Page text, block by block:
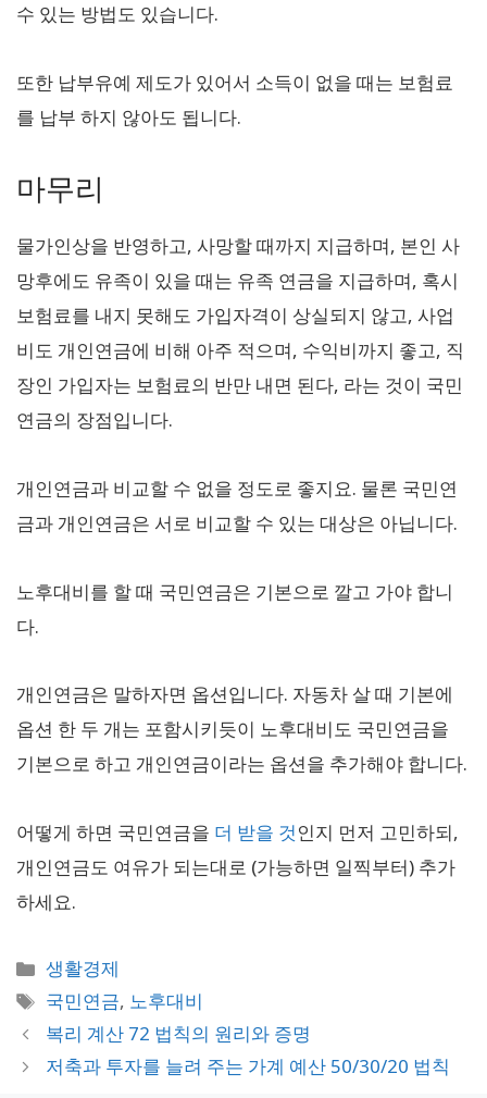
수 있는 방법도 있습니다.
또한 납부유예 제도가 있어서 소득이 없을 때는 보험료
를 납부 하지 않아도 됩니다.
마무리
물가인상을 반영하고, 사망할 때까지 지급하며, 본인 사
망후에도 유족이 있을 때는 유족 연금을 지급하며, 혹시
보험료를 내지 못해도 가입자격이 상실되지 않고, 사업
비도 개인연금에 비해 아주 적으며, 수익비까지 좋고, 직
장인 가입자는 보험료의 반만 내면 된다, 라는 것이 국민
연금의 장점입니다.
개인연금과 비교할 수 없을 정도로 좋지요. 물론 국민연
금과 개인연금은 서로 비교할 수 있는 대상은 아닙니다.
노후대비를 할 때 국민연금은 기본으로 깔고 가야 합니
다.
개인연금은 말하자면 옵션입니다. 자동차 살 때 기본에
옵션 한 두 개는 포함시키듯이 노후대비도 국민연금을
기본으로 하고 개인연금이라는 옵션을 추가해야 합니다.
어떻게 하면 국민연금을 더 받을 것인지 먼저 고민하되,
개인연금도 여유가 되는대로 (가능하면 일찍부터) 추가
하세요.
카
테
고
리
생활경제
태
그
국민연금, 노후대비
복리 계산 72 법칙의 원리와 증명
저축과 투자를 늘려 주는 가계 예산 50/30/20 법칙